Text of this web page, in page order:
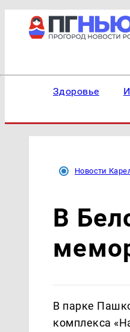
Здоровье
Новости
В
В парке
комплекса